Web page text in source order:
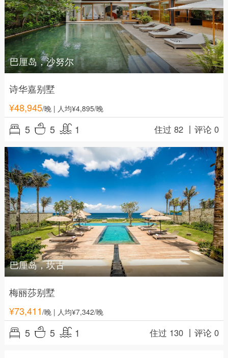
巴厘岛，沙努尔
诗华嘉别墅
¥48,945/晚| 人均¥4,895/晚
5 5 1 住过 82 丨评论 0
巴厘岛，坎古
梅丽莎别墅
¥73,411/晚| 人均¥7,342/晚
5 5 1 住过 130 丨评论 0